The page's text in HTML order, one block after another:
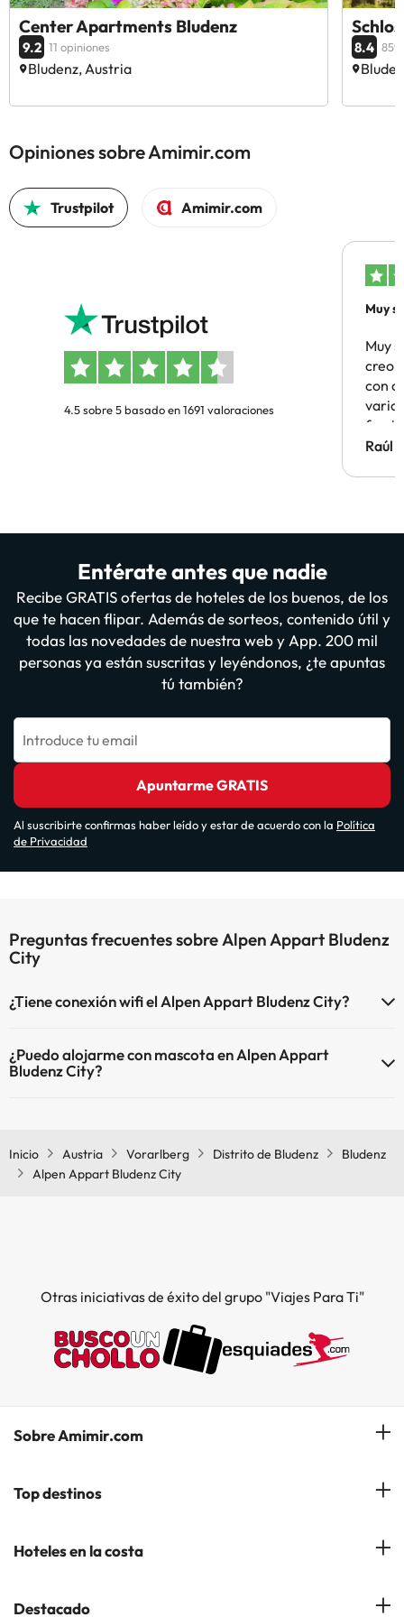
Center Apartments Bludenz
9.2 11 opiniones
Bludenz, Austria
8.4 859
Opiniones sobre Amimir.com
Trustpilot Amimir.com
4.5 sobre 5 basado en 1691 valoraciones
Muy
Muy
creo
con
Hotel
Raúl
Entérate antes que nadie
Recibe GRATIS ofertas de hoteles de los buenos, de los
que te hacen flipar. Además de sorteos, contenido útil y
todas las novedades de nuestra web y App. 200 mil
personas ya están suscritas y leyéndonos, ¿te apuntas
tú también?
Introduce tu email
Apuntarme GRATIS
Al suscribirte confirmas haber leído y estar de acuerdo con la Política
de Privacidad
Preguntas frecuentes sobre Alpen Appart Bludenz
City
¿Tiene conexión wifi el Alpen Appart Bludenz City?
¿Puedo alojarme con mascota en Alpen Appart
Bludenz City?
Inicio Austria Vorarlberg Distrito de Bludenz
Bludenz
Alpen Appart Bludenz City
Otras iniciativas de éxito del grupo "Viajes Para Ti"
Sobre Amimir.com
¿Quiénes somos?
Gestionar mi reserva
Top destinos
Hoteles en Salou
Hoteles en la costa
Hoteles en la Costa Azahar
Destacado